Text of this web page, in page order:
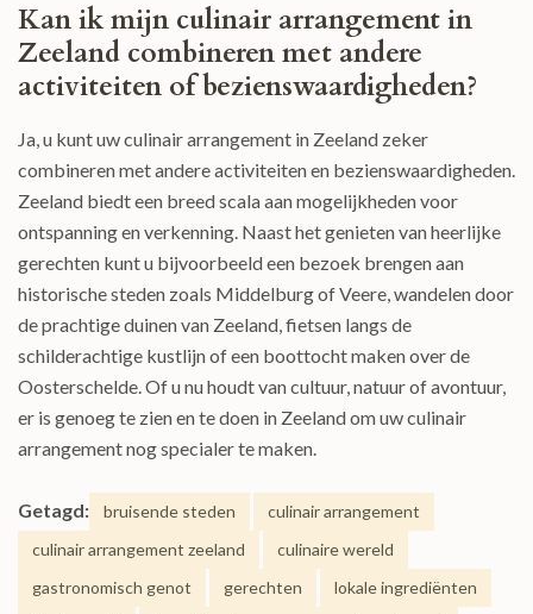
Kan ik mijn culinair arrangement in
Zeeland combineren met andere
activiteiten of bezienswaardigheden?
Ja, u kunt uw culinair arrangement in Zeeland zeker
combineren met andere activiteiten en bezienswaardigheden.
Zeeland biedt een breed scala aan mogelijkheden voor
ontspanning en verkenning. Naast het genieten van heerlijke
gerechten kunt u bijvoorbeeld een bezoek brengen aan
historische steden zoals Middelburg of Veere, wandelen door
de prachtige duinen van Zeeland, fietsen langs de
schilderachtige kustlijn of een boottocht maken over de
Oosterschelde. Of u nu houdt van cultuur, natuur of avontuur,
er is genoeg te zien en te doen in Zeeland om uw culinair
arrangement nog specialer te maken.
Getagd: bruisende steden
culinair arrangement
culinair arrangement zeeland
culinaire wereld
gastronomisch genot
gerechten
lokale ingrediënten